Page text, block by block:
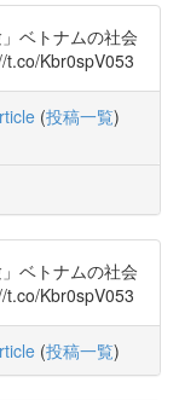
ベトナムの社会
t.co/Kbr0spV053
(投稿一覧)
ベトナムの社会
t.co/Kbr0spV053
(投稿一覧)